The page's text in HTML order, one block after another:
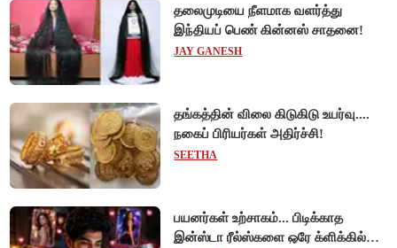
தலைமுடியை நீளமாக வளர்த்து
இந்தியப் பெண் கின்னஸ் சாதனை!
JAY GANESH
தங்கத்தின் விலை கிடுகிடு உயர்வு....
நகைப் பிரியர்கள் அதிர்ச்சி!
SEETHA
பயனர்கள் உற்சாகம்... பிடிக்காத
இன்ஸ்டா ரீல்ஸ்களை ஒரே க்ளிக்கில்